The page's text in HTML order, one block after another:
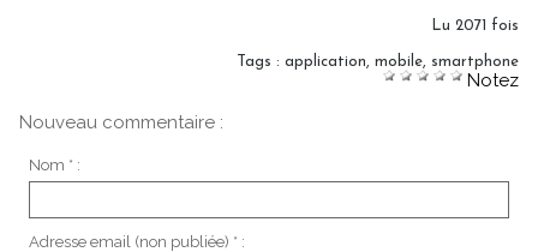
Lu 2071 fois
Tags : application, mobile, smartphone
Notez
Nouveau commentaire :
Nom * :
Adresse email (non publiée) * :